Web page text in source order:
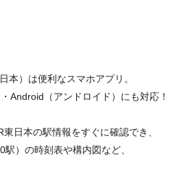
本）は便利なスマホアプリ。
Android（アンドロイド）にも対応！
日本の駅情報をすぐに確認でき、
駅）の時刻表や構内図など、